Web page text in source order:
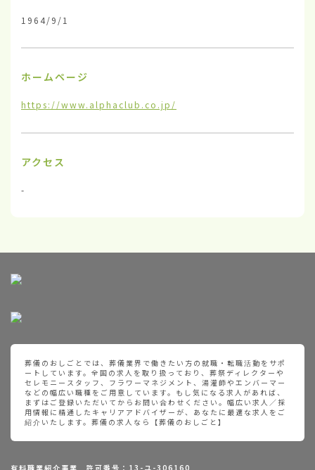
1964/9/1
ホームページ
https://www.alphaclub.co.jp/
アクセス
-
葬儀のおしごとでは、葬儀業界で働きたい方の就職・転職活動をサポ
ートしています。全国の求人を取り扱っており、葬祭ディレクターや
セレモニースタッフ、フラワーマネジメント、湯灌師やエンバーマー
などの幅広い職種をご用意しています。もし気になる求人があれば、
まずはご登録いただいてからお問い合わせください。幅広い求人／採
用情報に精通したキャリアアドバイザーが、あなたに最適な求人をご
紹介いたします。葬儀の求人なら【葬儀のおしごと】
有料職業紹介事業 許可番号：13-ユ-306160